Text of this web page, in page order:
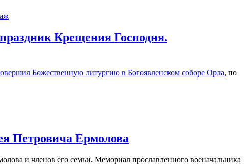
Крещения Господня.
Божественную литургию в Богоявленском соборе Орла, по
Петровича Ермолова
и членов его семьи. Мемориал прославленного военачальника